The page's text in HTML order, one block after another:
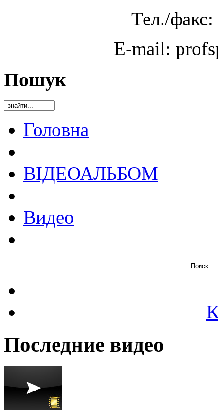
Тел./
E-mail:
Пошук
Головна
ВІДЕОАЛЬБОМ
Видео
Последние видео